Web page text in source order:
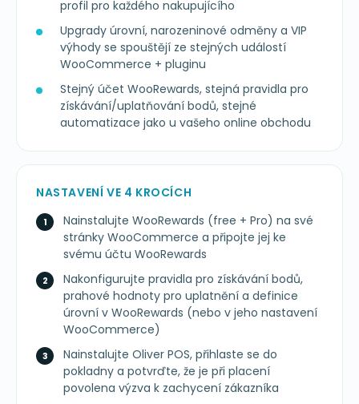
profil pro každého nakupujícího
Upgrady úrovní, narozeninové odměny a VIP
výhody se spouštějí ze stejných událostí
WooCommerce + pluginu
Stejný účet WooRewards, stejná pravidla pro
získávání/uplatňování bodů, stejné
automatizace jako u vašeho online obchodu
NASTAVENÍ VE 4 KROCÍCH
Nainstalujte WooRewards (free + Pro) na své
stránky WooCommerce a připojte jej ke
svému účtu WooRewards
Nakonfigurujte pravidla pro získávání bodů,
prahové hodnoty pro uplatnění a definice
úrovní v WooRewards (nebo v jeho nastavení
WooCommerce)
Nainstalujte Oliver POS, přihlaste se do
pokladny a potvrďte, že je při placení
povolena výzva k zachycení zákazníka